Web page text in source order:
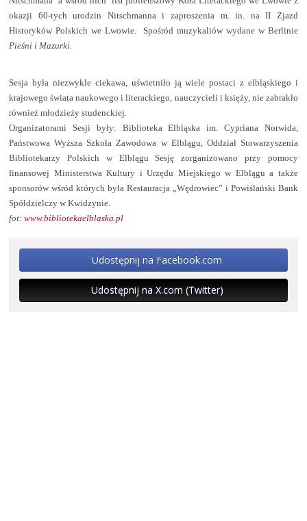
okazji 60-tych urodzin Nitschmanna i zaproszenia m. in. na II Zjazd
Historyków Polskich we Lwowie.
Spośród muzykaliów wydane w Berlinie
Pieśni i Mazurki.
Sesja była niezwykle ciekawa, uświetniło ją wiele postaci z elbląskiego i
krajowego świata naukowego i literackiego, nauczycieli i księży, nie zabrakło
również młodzieży studenckiej.
Organizatorami Sesji były: Biblioteka Elbląska im. Cypriana Norwida,
Państwowa Wyższa Szkoła Zawodowa w Elblągu, Oddział Stowarzyszenia
Bibliotekarzy Polskich w Elblągu Sesję zorganizowano przy pomocy
finansowej Ministerstwa Kultury i Urzędu Miejskiego w Elblągu a także
sponsorów wśród których była Restauracja „Wędrowiec” i Powiślański Bank
Spółdzielczy w Kwidzynie.
fot: www.bibliotekaelblaska.pl
Udostępnij na Facebook.com
Udostępnij na X.com (Twitter)